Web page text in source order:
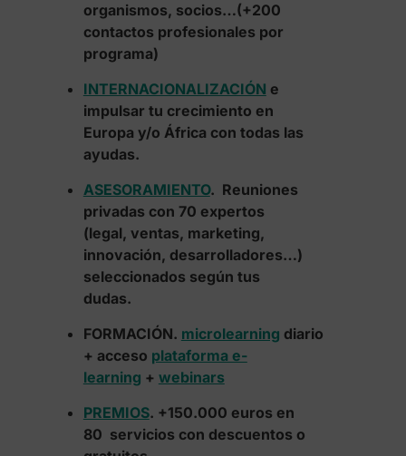
organismos, socios…(+200
contactos profesionales por
programa)
INTERNACIONALIZACIÓN e
impulsar tu crecimiento en
Europa y/o África con todas las
ayudas.
ASESORAMIENTO. Reuniones
privadas con 70 expertos
(legal, ventas, marketing,
innovación, desarrolladores…)
seleccionados según tus
dudas.
FORMACIÓN. microlearning diario
+ acceso plataforma e-
learning + webinars
PREMIOS. +150.000 euros en
80 servicios con descuentos o